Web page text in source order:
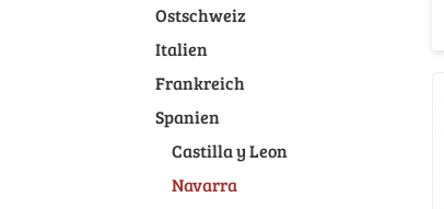
Ostschweiz
Italien
Frankreich
Spanien
Castilla y Leon
Navarra